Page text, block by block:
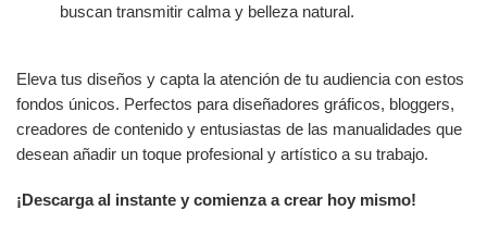
buscan transmitir calma y belleza natural.
Eleva tus diseños y capta la atención de tu audiencia con estos
fondos únicos. Perfectos para diseñadores gráficos, bloggers,
creadores de contenido y entusiastas de las manualidades que
desean añadir un toque profesional y artístico a su trabajo.
¡Descarga al instante y comienza a crear hoy mismo!